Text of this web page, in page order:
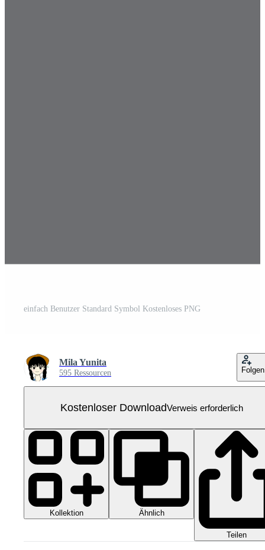
einfach Benutzer Standard Symbol Kostenloses PNG
Mila Yunita
595 Ressourcen Folgen
Kostenloser DownloadVerweis erforderlich
Kollektion Ähnlich
Teilen